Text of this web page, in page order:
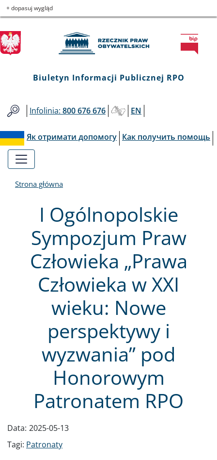
Przejdź
do
menu
głównego
Przejdź
do
treści
Przejdź
to
informacji
o
kontakcie
Przejdź
do
mapy
serwisu
Biuletyn
Informacji
Publicznej
RPO
+ dopasuj wygląd
Biuletyn Informacji Publicznej RPO
Infolinia: 800 676 676 EN
Як отримати допомогу Как получить помощь
Strona główna
I Ogólnopolskie
Sympozjum Praw
Człowieka „Prawa
Człowieka w XXI
wieku: Nowe
perspektywy i
wyzwania” pod
Honorowym
Patronatem RPO
Data: 2025-05-13
Tagi: Patronaty